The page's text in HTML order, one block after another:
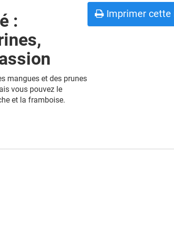
:
mangues et des prunes
vous pouvez le
et la framboise.
Imprimer cette